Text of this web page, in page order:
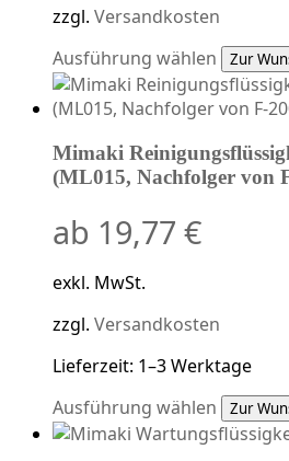
zzgl. Versandkosten
Ausführung wählen Dieses
Produkt
weist
auf.
werden
Zur
Mimaki
(ML015, Nachfolger von
ab 19,77 €
exkl. MwSt.
zzgl. Versandkosten
Lieferzeit: 1–3 Werktage
Ausführung wählen Dieses
Produkt
Zur